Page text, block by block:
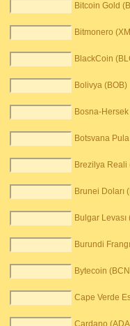
Bitcoin Gold
Bitmonero
BlackCoin
Bolivya (BOB)
Bosna-
Botsvana
Brezilya Reali
Brunei Doları
Bulgar Levası
Burundi
Bytecoin
Cape Verde